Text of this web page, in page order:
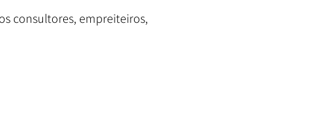
consultores, empreiteiros,